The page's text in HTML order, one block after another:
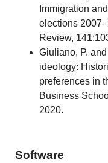
Immigration
elections
Review,
Giuliano, P.
ideology:
preferences in
Business
2020.
Software